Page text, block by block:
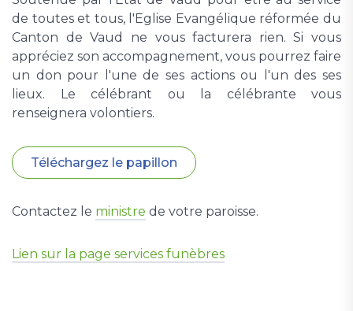
de toutes et tous, l'Eglise Evangélique réformée du
Canton de Vaud ne vous facturera rien. Si vous
appréciez son accompagnement, vous pourrez faire
un don pour l'une de ses actions ou l'un des ses
lieux. Le célébrant ou la célébrante vous
renseignera volontiers.
Téléchargez le papillon
Contactez le ministre de votre paroisse.
Lien sur la page services funèbres